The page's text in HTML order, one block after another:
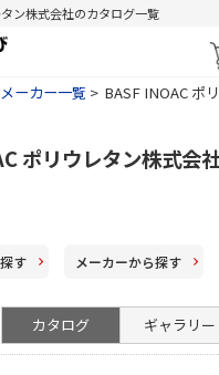
ン株式会社のカタログ一覧
メーカー一覧 BASF INOAC ポ
ポリウレタン株式会
す メーカーから探す
カタログ ギャラリー